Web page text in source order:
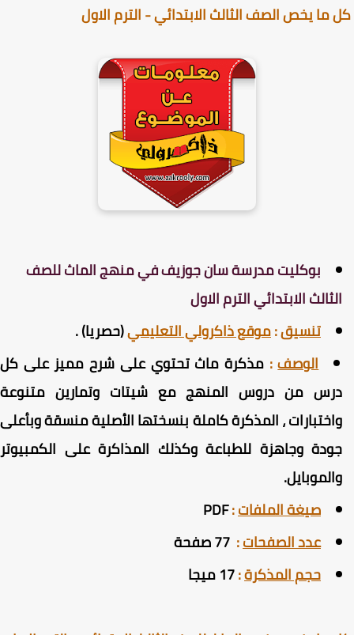
يخص الصف الثالث الابتدائي - الترم الاول
بوكليت مدرسة سان جوزيف في منهج الماث للصف
الابتدائي الترم الاول
تنسيق:موقع ذاكرولي التعليمي(حصريا) .
الوصف:مذكرة ماث تحتوي على شرح مميز على كل
من دروس المنهج مع شيتات وتمارين متنوعة
، المذكرة كاملة بنسختها الأصلية منسقة وبأعلى
وجاهزة للطباعة وكذلك المذاكرة على الكمبيوتر
صيغة الملفات:
PDF
عدد الصفحات:77 صفحة
حجم المذكرة:17 ميجا